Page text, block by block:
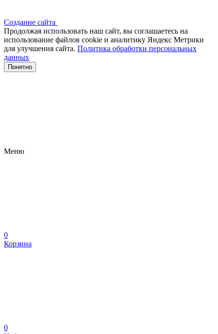
Создание сайта
Продолжая использовать наш сайт, вы соглашаетесь на
использование файлов сооkіе и аналитику Яндекс Метрики
для улучшения сайта. Политика обработки персональных
данных
Понятно
Меню
0
Корзина
0